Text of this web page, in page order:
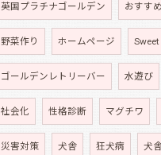
英国プラチナゴールデン おすすめ
野菜作り ホームページ
ゴールデンレトリーバー 水遊び
社会化 性格診断 マグチワ
災害対策 犬舎 狂犬病 犬